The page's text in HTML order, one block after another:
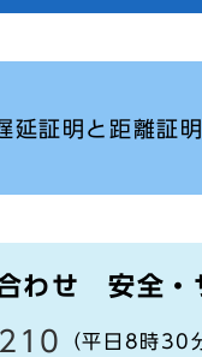
延証明と距離証
合わせ安全・
（平日8時30